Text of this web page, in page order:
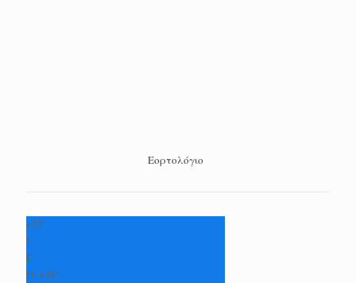
Εορτολόγιο
+37
°
C
H: +38°